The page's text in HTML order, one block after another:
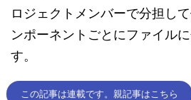
ロジェクトメンバーで分担し
ンポーネントごとにファイル
す。
この記事は連載です。親記事はこちら